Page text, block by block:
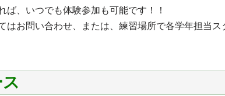
ば、いつでも体験参加も可能です！！
はお問い合わせ、または、練習場所で各学年担当ス